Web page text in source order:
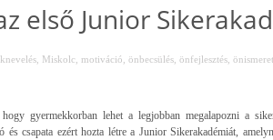
első Junior
Miskolc motiváció önbecsülés önfejlesztés önismeret
gyermekkorban lehet a legjobban megalapozni a
és csapata ezért hozta létre a Junior Sikerakadémiát,